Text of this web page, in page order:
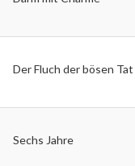
Der Fluch der bösen Tat
Sechs Jahre